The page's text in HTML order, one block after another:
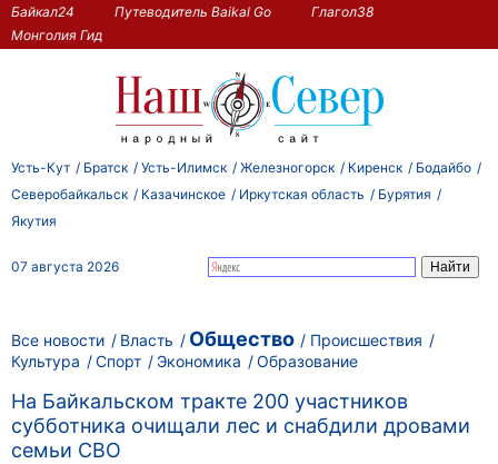
Байкал24 Путеводитель Baikal Go
Глагол38
Монголия Гид
Усть-Кут Братск Усть-Илимск Железногорск Киренск
Бодайбо
Северобайкальск
Казачинское Иркутская область
Бурятия
Якутия
07 августа 2026
Все новости Власть Общество
Происшествия
Культура
Спорт Экономика Образование
На Байкальском тракте 200 участников
субботника очищали лес и снабдили дровами
семьи СВО